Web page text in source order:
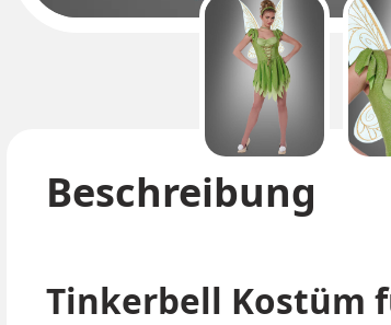
Beschreibung
Tinkerbell Kostüm